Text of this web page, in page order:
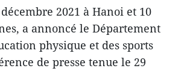
2021 à Hanoi et 10
a annoncé le Département
physique et des sports
de presse tenue le 29